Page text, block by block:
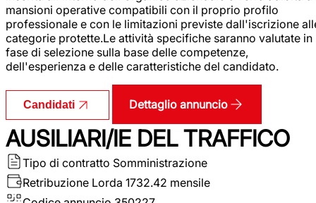
mansioni operative compatibili con il proprio profilo
professionale e con le limitazioni previste dall'iscrizione
categorie protette.Le attività specifiche saranno valutate in
fase di selezione sulla base delle competenze,
dell'esperienza e delle caratteristiche del candidato.
Candidati Dettaglio annuncio
AUSILIARI/IE DEL TRAFFICO
Tipo di contratto Somministrazione
Retribuzione Lorda 1732.42 mensile